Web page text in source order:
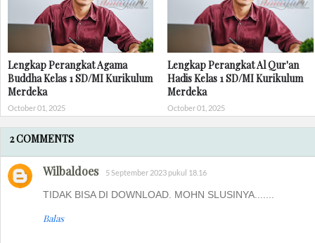
Lengkap Perangkat Agama
Buddha Kelas 1 SD/MI Kurikulum
Merdeka
October 01, 2025
Lengkap Perangkat Al Qur'an
Hadis Kelas 1 SD/MI Kurikulum
Merdeka
October 01, 2025
2 COMMENTS
Wilbaldoes 5 September 2023 pukul 18.16
TIDAK BISA DI DOWNLOAD. MOHN SLUSINYA.......
Balas